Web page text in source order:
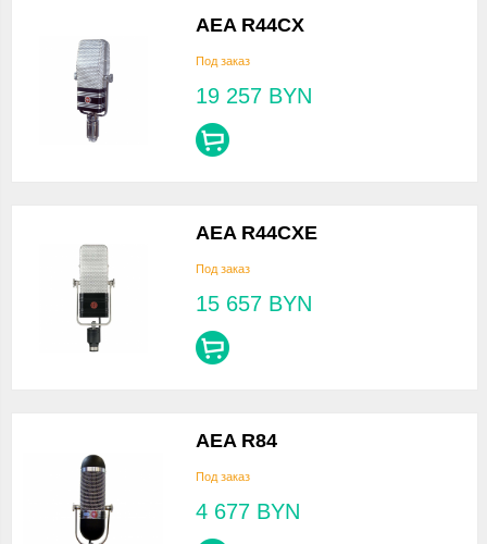
AEA R44CX
Под заказ
19 257 BYN
AEA R44CXE
Под заказ
15 657 BYN
AEA R84
Под заказ
4 677 BYN